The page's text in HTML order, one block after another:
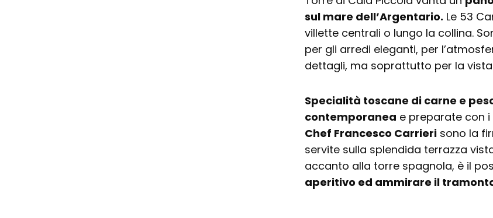
sul mare dell’Argentario. Le 53
villette centrali o lungo la collina.
per gli arredi eleganti, per
dettagli, ma soprattutto per la
Specialità toscane di carne e
contemporanea e preparate con
Chef Francesco Carrieri sono la
servite sulla splendida terrazza
accanto alla torre spagnola, è il
aperitivo ed ammirare il